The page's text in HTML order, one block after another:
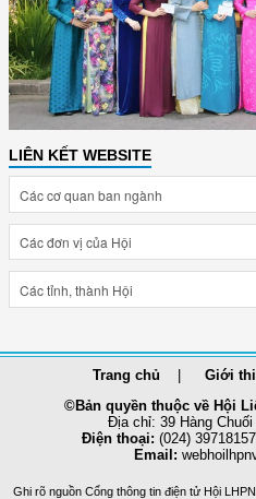
LIÊN KẾT WEBSITE
Trang chủ Giới
©Bản quyền thuộc về Hội
Địa chỉ: 39 Hàng
Điện thoại: (024)
Email:
Ghi rõ nguồn Cổng thông tin điện tử Hội